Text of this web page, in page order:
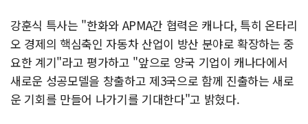
강훈식 특사는 "한화와 APMA간 협력은 캐나다, 특히 온타리
오 경제의 핵심축인 자동차 산업이 방산 분야로 확장하는 중
요한 계기"라고 평가하고 "앞으로 양국 기업이 캐나다에서
새로운 성공모델을 창출하고 제3국으로 함께 진출하는 새로
운 기회를 만들어 나가기를 기대한다"고 밝혔다.